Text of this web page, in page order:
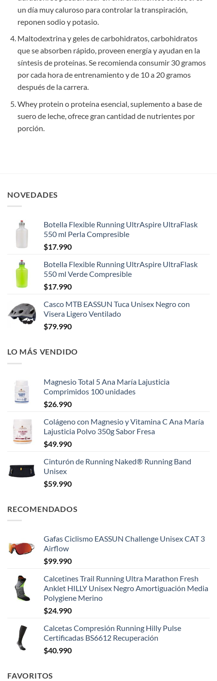
un día muy caluroso para controlar la transpiración,
reponen sodio y potasio.
Maltodextrina y geles de carbohidratos, carbohidratos
que se absorben rápido, proveen energía y ayudan en la
síntesis de proteínas. Se recomienda consumir 30 gramos
por cada hora de entrenamiento y de 10 a 20 gramos
después de la carrera.
Whey protein o proteína esencial, suplemento a base de
suero de leche, ofrece gran cantidad de nutrientes por
porción.
NOVEDADES
Botella Flexible Running UltrAspire UltraFlask
550 ml Perla Compresible
$17.990
Botella Flexible Running UltrAspire UltraFlask
550 ml Verde Compresible
$17.990
Casco MTB EASSUN Tuca Unisex Negro con
Visera Ligero Ventilado
$79.990
LO MÁS VENDIDO
Magnesio Total 5 Ana María Lajusticia
Comprimidos 100 unidades
$26.990
Colágeno con Magnesio y Vitamina C Ana María
Lajusticia Polvo 350g Sabor Fresa
$49.990
Cinturón de Running Naked® Running Band
Unisex
$59.990
RECOMENDADOS
Gafas Ciclismo EASSUN Challenge Unisex CAT 3
Airflow
$99.990
Calcetines Trail Running Ultra Marathon Fresh
Anklet HILLY Unisex Negro Amortiguación Media
Polygiene Merino
$24.990
Calcetas Compresión Running Hilly Pulse
Certificadas BS6612 Recuperación
$40.990
FAVORITOS